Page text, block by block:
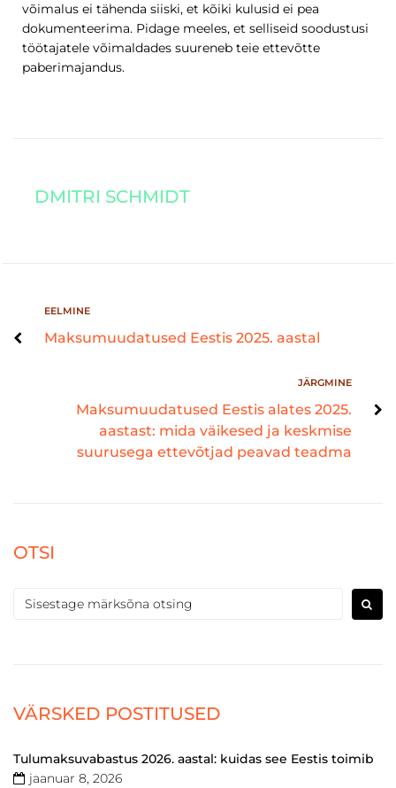
võimalus ei tähenda siiski, et kõiki kulusid ei pea
dokumenteerima. Pidage meeles, et selliseid soodustusi
töötajatele võimaldades suureneb teie ettevõtte
paberimajandus.
DMITRI SCHMIDT
EELMINE
Maksumuudatused Eestis 2025. aastal
JÄRGMINE
Maksumuudatused Eestis alates 2025.
aastast: mida väikesed ja keskmise
suurusega ettevõtjad peavad teadma
OTSI
VÄRSKED POSTITUSED
Tulumaksuvabastus 2026. aastal: kuidas see Eestis toimib
jaanuar 8, 2026